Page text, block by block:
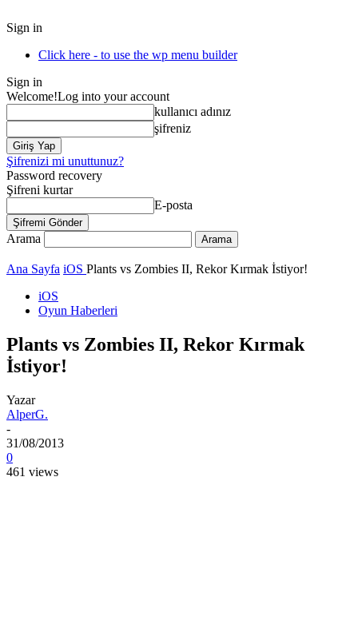
Sign in
Click here - to use the wp menu builder
Sign in
Welcome!Log into your account
kullanıcı adınız
şifreniz
Şifrenizi mi unuttunuz?
Password recovery
Şifreni kurtar
E-posta
Arama
Ana Sayfa iOS Plants vs Zombies II, Rekor Kırmak İstiyor!
iOS
Oyun Haberleri
Plants vs Zombies II, Rekor Kırmak
İstiyor!
Yazar
AlperG.
-
31/08/2013
0
461 views